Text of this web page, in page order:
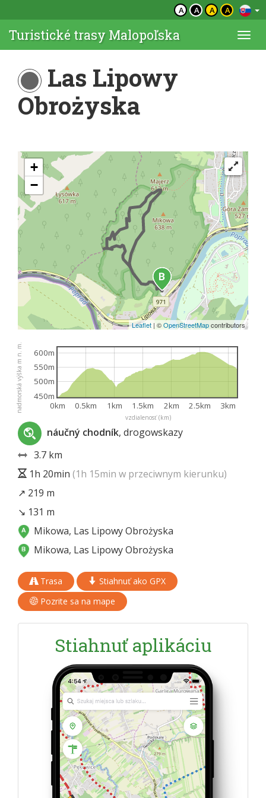
A A A A
Turistické trasy Malopoľska
Las Lipowy
Obrożyska
+
−
Leaflet | ©OpenStreetMapcontributors
vzdialenosť (km)
nadmorská výška m n. m. 0km 0.5km 1km 1.5km 2km 2.5km 3km
450m
500m
550m
600m
náučný chodník, drogowskazy
3.7 km
1h 20min (1h 15min w przeciwnym kierunku)
↗ 219 m
↘ 131 m
Mikowa, Las Lipowy Obrożyska
Mikowa, Las Lipowy Obrożyska
Trasa
Stiahnuť ako GPX
Pozrite sa na mape
Stiahnuť aplikáciu